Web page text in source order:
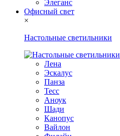
Элеганс
Офисный свет
×
Настольные светильники
Лена
Эскалус
Панза
Тесс
Аноук
Шади
Канопус
Вайлон